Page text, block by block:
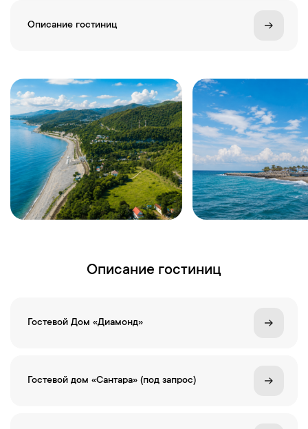
Описание гостиниц
Описание гостиниц
Гостевой Дом «Диамонд»
Гостевой дом «Сантара» (под запрос)